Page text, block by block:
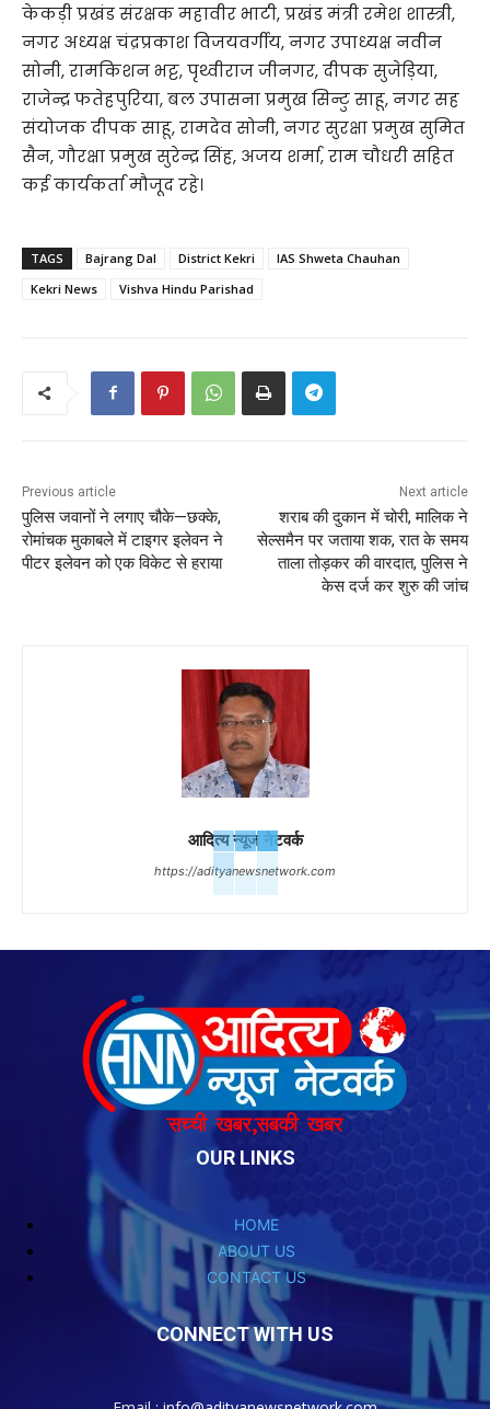
केकड़ी प्रखंड संरक्षक महावीर भाटी, प्रखंड मंत्री रमेश शास्त्री,
नगर अध्यक्ष चंद्रप्रकाश विजयवर्गीय, नगर उपाध्यक्ष नवीन
सोनी, रामकिशन भट्ट, पृथ्वीराज जीनगर, दीपक सुजेड़िया,
राजेन्द्र फतेहपुरिया, बल उपासना प्रमुख सिन्टु साहू, नगर सह
संयोजक दीपक साहू, रामदेव सोनी, नगर सुरक्षा प्रमुख सुमित
सैन, गौरक्षा प्रमुख सुरेन्द्र सिंह, अजय शर्मा, राम चौधरी सहित
कई कार्यकर्ता मौजूद रहे।
TAGS Bajrang Dal District Kekri
IAS Shweta Chauhan
Kekri News
Vishva Hindu Parishad
Previous article
पुलिस जवानों ने लगाए चौके—छक्के,
रोमांचक मुकाबले में टाइगर इलेवन ने
पीटर इलेवन को एक विकेट से हराया
Next article
शराब की दुकान में चोरी, मालिक ने
सेल्समैन पर जताया शक, रात के समय
ताला तोड़कर की वारदात, पुलिस ने
केस दर्ज कर शुरु की जांच
आदित्य न्यूज नेटवर्क
https://adityanewsnetwork.com
OUR LINKS
HOME
ABOUT US
CONTACT US
CONNECT WITH US